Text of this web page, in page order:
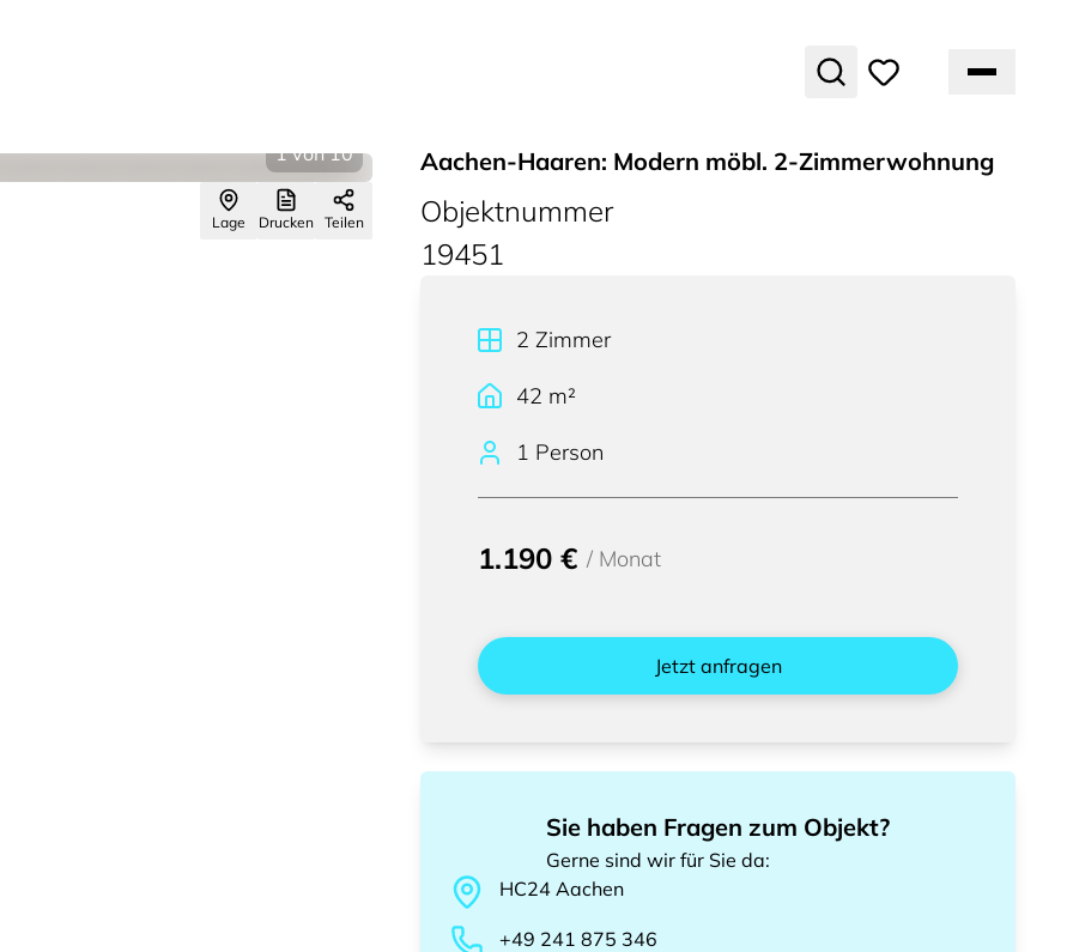
1 von 10
Lage Drucken Teilen
Aachen-Haaren: Modern möbl. 2-Zimmerwohnung
Objektnummer
19451
2 Zimmer
42 m²
1 Person
1.190 € / Monat
Jetzt anfragen
Sie haben Fragen zum Objekt?
Gerne sind wir für Sie da:
HC24Aachen
+49 241 875 346